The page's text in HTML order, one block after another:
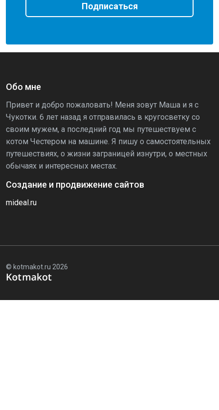
Подписаться
Обо мне
Привет и добро пожаловать! Меня зовут Маша и я с
Чукотки. 6 лет назад я отправилась в кругосветку со
своим мужем, а последний год мы путешествуем с
котом Честером на машине. Я пишу о самостоятельных
путешествиях, о жизни заграницей изнутри, о местных
обычаях и интересных местах.
Создание и продвижение сайтов
mideal.ru
© kotmakot.ru 2026